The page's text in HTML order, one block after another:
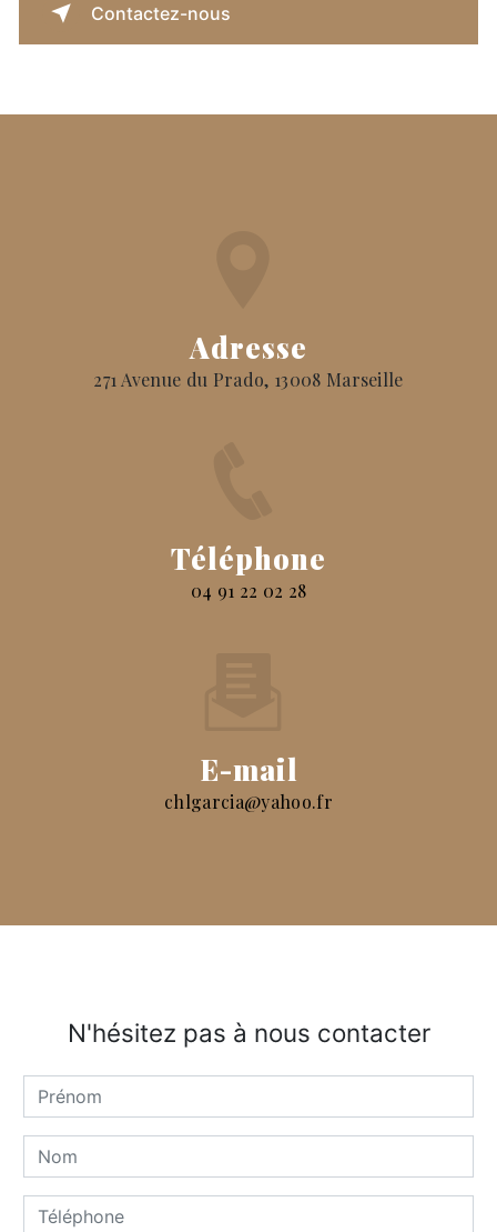
Contactez-nous
Adresse
271 Avenue du Prado, 13008 Marseille
Téléphone
04 91 22 02 28
E-mail
chlgarcia@yahoo.fr
N'hésitez pas à nous contacter